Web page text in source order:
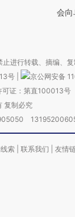
会向
进行转载、摘编、复
号
京公网安备
可证：第直100013号
复制必究
索 联系我们 友情